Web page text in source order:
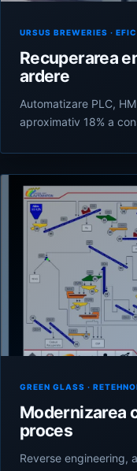
URSUS BREWERIES ·
Recuperarea
ardere
Automatizare PLC,
aproximativ 18% a
GREEN GLASS ·
Modernizarea
proces
Reverse engineering,